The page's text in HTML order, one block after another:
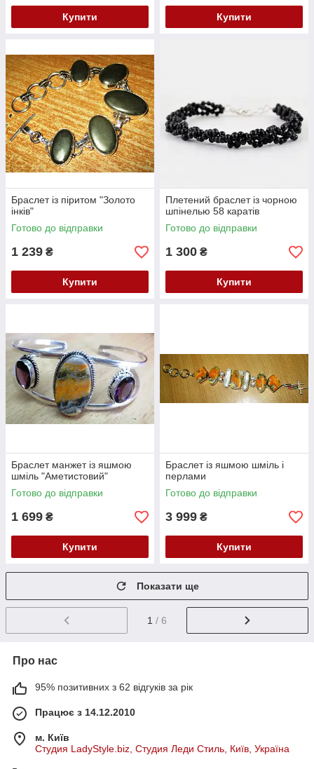
Купити Купити
Браслет із піритом "Золото
інків"
Готово до відправки
1 239 ₴
Купити
Плетений браслет із чорною
шпінелью 58 каратів
Готово до відправки
1 300 ₴
Купити
Браслет манжет із яшмою
шміль "Аметистовий"
Готово до відправки
1 699 ₴
Купити
Браслет із яшмою шміль і
перлами
Готово до відправки
3 999 ₴
Купити
Показати ще
1 / 6
Про нас
95% позитивних з 62 відгуків за рік
Працює з 14.12.2010
м. Київ
Студия LadyStyle.biz, Студия Леди Стиль, Київ, Україна